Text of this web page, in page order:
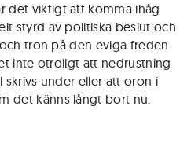
det viktigt att komma ihåg
styrd av politiska beslut och
tron på den eviga freden
inte otroligt att nedrustning
under eller att oron i
det känns långt bort nu.